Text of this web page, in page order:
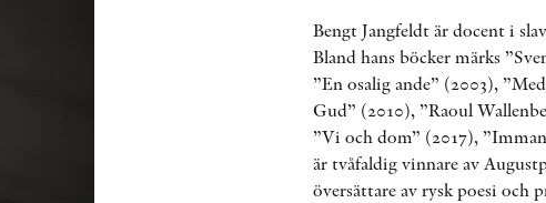
Bengt Jangfeldt är docent i
Bland hans böcker märks
”En osalig ande” (2003),
Gud” (2010), ”Raoul
”Vi och dom” (2017),
är tvåfaldig vinnare av
översättare av rysk poesi och